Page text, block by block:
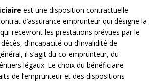
est une disposition contractuelle
d’assurance emprunteur qui désigne la
recevront les prestations prévues par le
d’incapacité ou d’invalidité de
il s’agit du co-emprunteur, du
légaux. Le choix du bénéficiaire
de l’emprunteur et des dispositions